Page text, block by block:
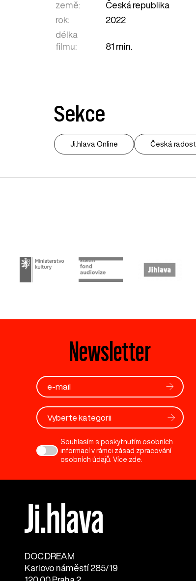
země:
Česká republika
rok:
2022
délka
filmu:
81 min.
Sekce
Ji.hlava Online Česká radost
Newsletter
Vyberte kategorii
Souhlasím s poskytnutím osobních
informací v rámci zásad zpracování
osobních údajů. Více zde
DOC.DREAM​
Karlovo náměstí 285/19